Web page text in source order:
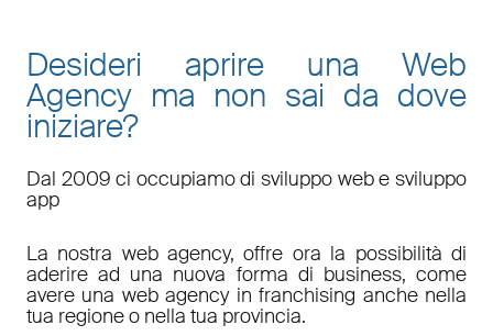
Desideri aprire una Web
Agency ma non sai da dove
iniziare?
Dal 2009 ci occupiamo di sviluppo web e sviluppo
app
La nostra web agency, offre ora la possibilità di
aderire ad una nuova forma di business, come
avere una web agency in franchising anche nella
tua regione o nella tua provincia.